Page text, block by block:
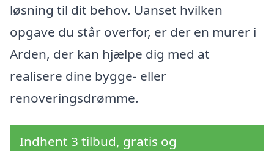
løsning til dit behov. Uanset hvilken
opgave du står overfor, er der en murer i
Arden, der kan hjælpe dig med at
realisere dine bygge- eller
renoveringsdrømme.
Indhent 3 tilbud, gratis og